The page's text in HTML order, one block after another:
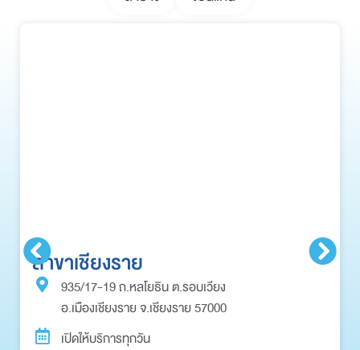
สาขาเชียงราย
935/17-19 ถ.หลโยธิน ต.รอบเวียง
อ.เมืองเชียงราย จ.เชียงราย 57000
เปิดให้บริการทุกวัน